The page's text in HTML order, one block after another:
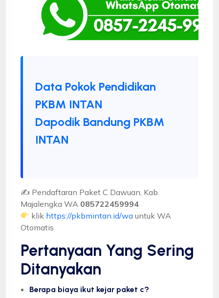
Data Pokok Pendidikan
PKBM INTAN
Dapodik Bandung PKBM
INTAN
✍ Pendaftaran Paket C Dawuan, Kab.
Majalengka WA 085722459994
klik https://pkbmintan.id/wa untuk WA
Otomatis
Pertanyaan Yang Sering
Ditanyakan
Berapa biaya ikut kejar paket c?